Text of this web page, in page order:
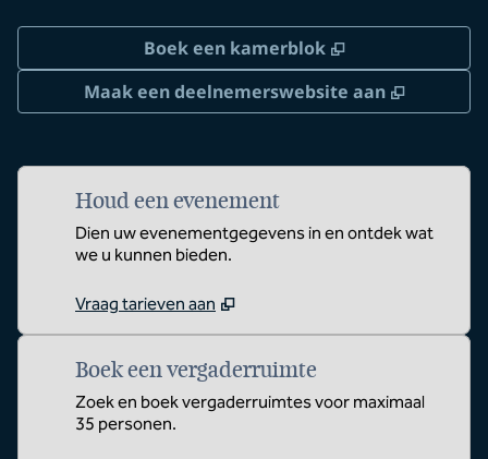
Boek een kamerblok ,
Maak een deelnemerswebsite aan
,
Houd een evenement
Dien uw evenementgegevens in en ontdek wat
we u kunnen bieden.
Vraag tarieven aan
Boek een vergaderruimte
Zoek en boek vergaderruimtes voor maximaal
35 personen.